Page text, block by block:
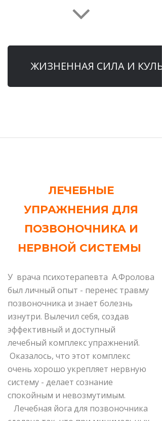
ЖИЗНЕННАЯ СИЛА И
ЛЕЧЕБНЫЕ
УПРАЖНЕНИЯ ДЛЯ
ПОЗВОНОЧНИКА И
НЕРВНОЙ СИСТЕМЫ
У врача психотерапевта А.Фролова
был личный опыт - перенес травму
позвоночника и знает болезнь
изнутри. Вылечил себя, создав
эффективный и доступный
лечебный комплекс упражнений.
Оказалось, что этот комплекс
очень хорошо укрепляет нервную
систему - делает сознание
спокойным и невозмутимым.
Лечебная йога для позвоночника